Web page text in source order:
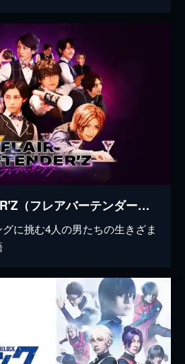
FLAIR BARTENDER'Z（フレアバーテンダーズ）
に挑む4人の男たちの生きざま